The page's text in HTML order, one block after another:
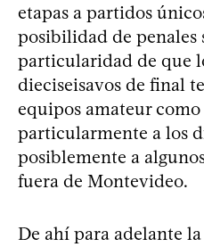
etapas a partidos
posibilidad de penales
particularidad de que
dieciseisavos de final
equipos amateur como
particularmente a los
posiblemente a
fuera de Montevideo.
De ahí para adelante